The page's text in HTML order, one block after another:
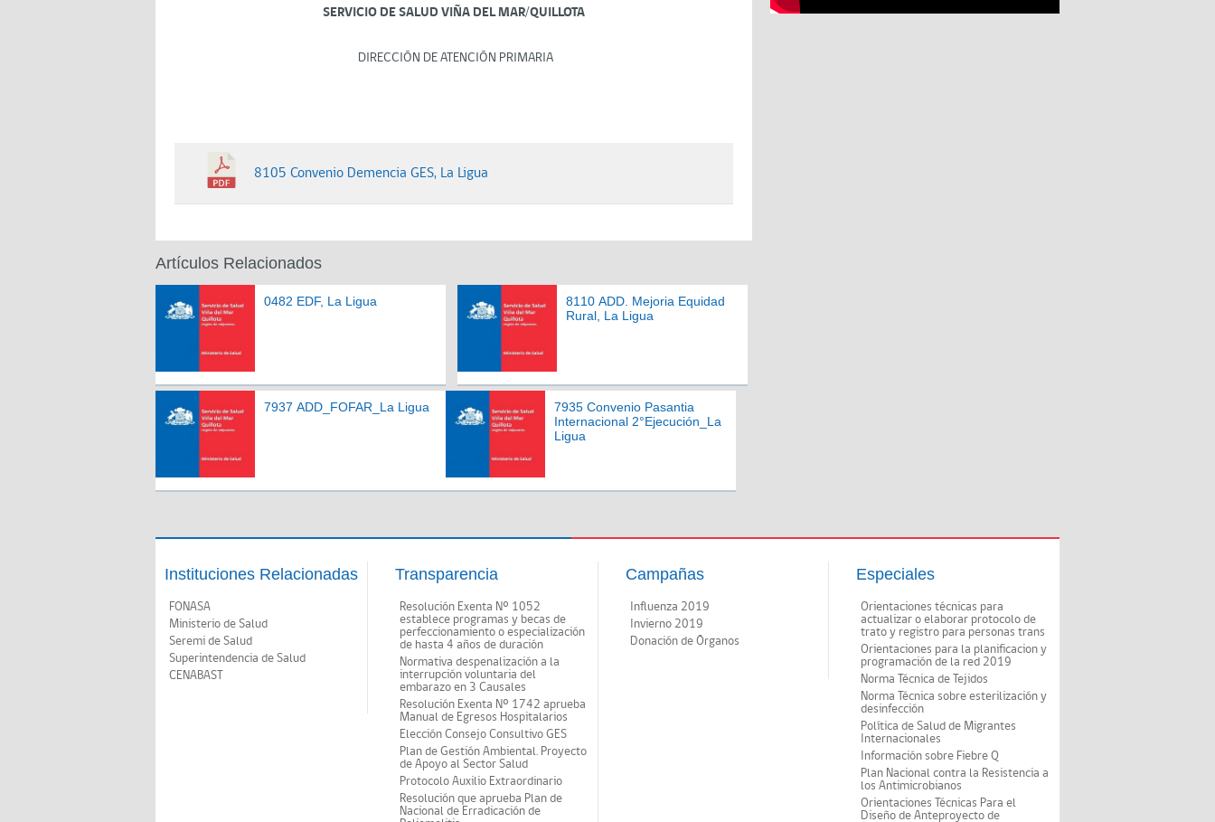
SERVICIO DE SALUD VIÑA DEL MAR/QUILLOTA
DIRECCIÓN DE ATENCIÓN PRIMARIA
8105 Convenio Demencia GES, La Ligua
Artículos Relacionados
0482 EDF, La Ligua
8110 ADD. Mejoria Equidad
Rural, La Ligua
7937 ADD_FOFAR_La Ligua
7935 Convenio Pasantia
Internacional 2°Ejecución_La
Ligua
Instituciones Relacionadas
FONASA
Ministerio de Salud
Seremi de Salud
Superintendencia de Salud
CENABAST
Transparencia
Resolución Exenta Nº 1052
establece programas y becas de
perfeccionamiento o especialización
de hasta 4 años de duración
Normativa despenalización a la
interrupción voluntaria del
embarazo en 3 Causales
Resolución Exenta Nº 1742 aprueba
Manual de Egresos Hospitalarios
Elección Consejo Consultivo GES
Plan de Gestión Ambiental. Proyecto
de Apoyo al Sector Salud
Protocolo Auxilio Extraordinario
Resolución que aprueba Plan de
Nacional de Erradicación de
Campañas
Influenza 2019
Invierno 2019
Donación de Órganos
Especiales
Orientaciones técnicas para
actualizar o elaborar protocolo de
trato y registro para personas trans
Orientaciones para la planificacion y
programación de la red 2019
Norma Técnica de Tejidos
Norma Técnica sobre esterilización y
desinfección
Política de Salud de Migrantes
Internacionales
Información sobre Fiebre Q
Plan Nacional contra la Resistencia a
los Antimicrobianos
Orientaciones Técnicas Para el
Diseño de Anteproyecto de